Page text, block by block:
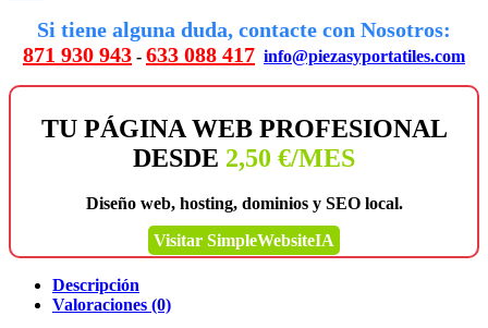
Si tiene alguna duda, contacte con Nosotros:
871 930 943 - 633 088 417 info@piezasyportatiles.com
TU PÁGINA WEB PROFESIONAL
DESDE 2,50 €/MES
Diseño web, hosting, dominios y SEO local.
Visitar SimpleWebsiteIA
Descripción
Valoraciones (0)